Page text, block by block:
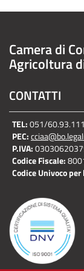
Camera di
Agricoltura
CONTATTI
TEL:051/60.93.111
PEC:
P.IVA:
Codice Fiscale:
Codice Univoco